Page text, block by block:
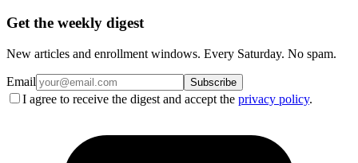
Get the weekly digest
New articles and enrollment windows. Every Saturday. No spam.
Email Subscribe
I agree to receive the digest and accept the privacy policy.